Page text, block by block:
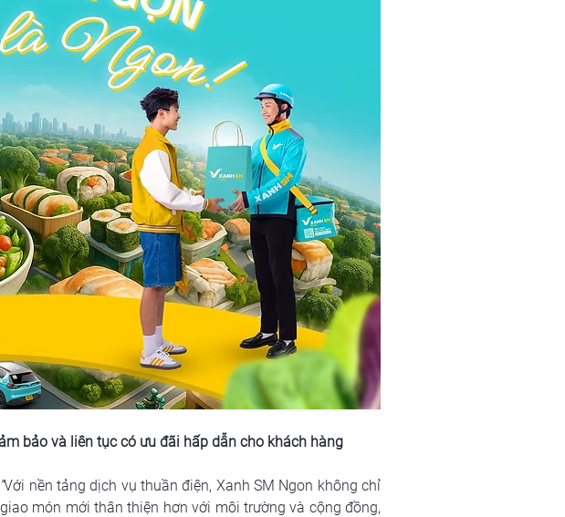
bảo và liên tục có ưu đãi hấp dẫn cho khách hàng
Với nền tảng dịch vụ thuần điện, Xanh SM Ngon không chỉ
món mới thân thiện hơn với môi trường và cộng đồng,